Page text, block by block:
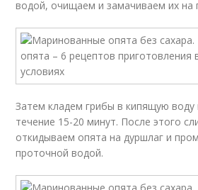
водой, очищаем и замачиваем их на
Затем кладем грибы в кипящую воду
течение 15-20 минут. После этого
откидываем опята на дуршлаг и
проточной водой.